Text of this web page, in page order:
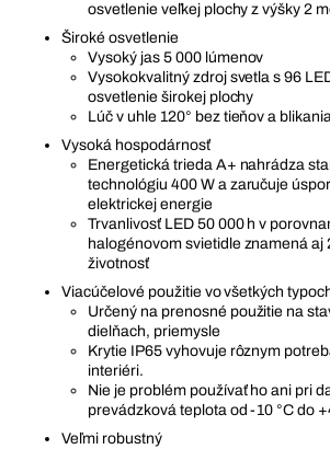
osvetlenie veľkej plochy z výšky 2
Široké osvetlenie
Vysoký jas 5 000 lúmenov
Vysokokvalitný zdroj svetla s 96
osvetlenie širokej plochy
Lúč v uhle 120° bez tieňov a
Vysoká hospodárnosť
Energetická trieda A+ nahrádza
technológiu 400 W a zaručuje
elektrickej energie
Trvanlivosť LED 50 000 h v
halogénovom svietidle znamená aj
životnosť
Viacúčelové použitie vo všetkých
Určený na prenosné použitie na
dielňach, priemysle
Krytie IP65 vyhovuje rôznym
interiéri.
Nie je problém používať ho ani pri
prevádzková teplota od -10 °C do
Veľmi robustný